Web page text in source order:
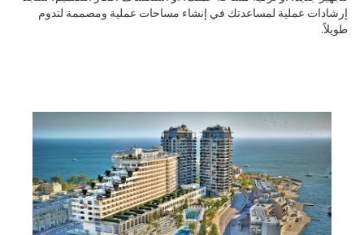
إرشادات عملية لمساعدتك في إنشاء مساحات عملية ومصممة لتدوم
طويلاً.